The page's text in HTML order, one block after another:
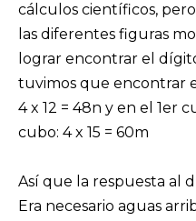
cálculos científicos,
las diferentes figuras
lograr encontrar el
tuvimos que encontrar
4 x 12 = 48n y en el 1er
cubo: 4 x 15 = 60m
Así que la respuesta al
Era necesario aguas